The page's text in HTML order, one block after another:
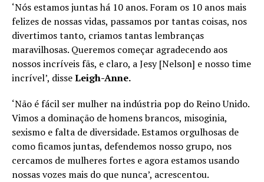
‘Nós estamos juntas há 10 anos. Foram os 10 anos mais
felizes de nossas vidas, passamos por tantas coisas, nos
divertimos tanto, criamos tantas lembranças
maravilhosas. Queremos começar agradecendo aos
nossos incríveis fãs, e claro, a Jesy [Nelson] e nosso time
incrível’, disseLeigh-Anne.
‘Não é fácil ser mulher na indústria pop do Reino Unido.
Vimos a dominação de homens brancos, misoginia,
sexismo e falta de diversidade. Estamos orgulhosas de
como ficamos juntas, defendemos nosso grupo, nos
cercamos de mulheres fortes e agora estamos usando
nossas vozes mais do que nunca’, acrescentou.